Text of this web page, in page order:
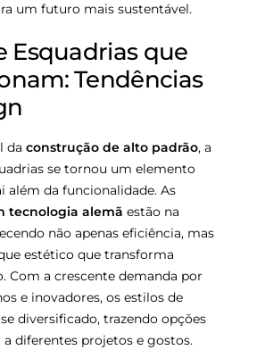
um futuro mais sustentável.
Esquadrias que
Tendências
da construção de alto padrão, a
se tornou um elemento
além da funcionalidade. As
tecnologia alemã estão na
não apenas eficiência, mas
estético que transforma
Com a crescente demanda por
e inovadores, os estilos de
diversificado, trazendo opções
a diferentes projetos e gostos.